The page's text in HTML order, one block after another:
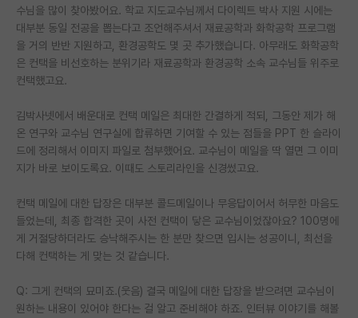
수님을 많이 찾아봤어요. 학교 지도교수님께서 다이렉트 박사 지원 시에는
대부분 동일 전공을 뽑는다고 조언해주셔서 재료공학과 화학공학 프로그램
을 거의 반반 지원하고, 환경공학도 몇 곳 추가했습니다. 아무래도 화학공학
은 컨택을 비선호하는 분위기라 재료공학과 환경공학 소속 교수님들 위주로
컨택했고요.
김박사넷에서 배운대로 컨택 메일은 최대한 간결하게 적되, 그동안 제가 해
온 연구와 교수님 연구실에 합류하면 기여할 수 있는 점들을 PPT 한 슬라이
드에 정리해서 이미지 파일로 첨부했어요. 교수님이 메일을 딱 열면 그 이미
지가 바로 보이도록요. 이때도 스토리라인을 신경썼고요.
컨택 메일에 대한 답장은 대부분 콜드메일이나 무응답이어서 허무한 마음도
들었는데, 최종 합격한 곳이 사전 컨택이 닿은 교수님이었잖아요? 100명에
게 거절당하더라도 승낙해주시는 한 분만 찾으면 입시는 성공이니, 최선을
다해 컨택하는 게 맞는 것 같습니다.
Q: 그게 컨택의 묘미죠.(웃음) 결국 메일에 대한 답장을 받으려면 교수님이
원하는 내용이 있어야 한다는 걸 알고 준비해야 하죠. 인터뷰 이야기를 해볼